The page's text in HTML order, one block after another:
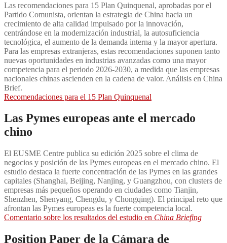
Las recomendaciones para 15 Plan Quinquenal, aprobadas por el
Partido Comunista, orientan la estrategia de China hacia un
crecimiento de alta calidad impulsado por la innovación,
centrándose en la modernización industrial, la autosuficiencia
tecnológica, el aumento de la demanda interna y la mayor apertura.
Para las empresas extranjeras, estas recomendaciones suponen tanto
nuevas oportunidades en industrias avanzadas como una mayor
competencia para el periodo 2026-2030, a medida que las empresas
nacionales chinas ascienden en la cadena de valor. Análisis en China
Brief.
Recomendaciones para el 15 Plan Quinquenal
Las Pymes europeas ante el mercado
chino
El EUSME Centre publica su edición 2025 sobre el clima de
negocios y posición de las Pymes europeas en el mercado chino. El
estudio destaca la fuerte concentración de las Pymes en las grandes
capitales (Shanghai, Beijing, Nanjing, y Guangzhou, con clusters de
empresas más pequeños operando en ciudades como Tianjin,
Shenzhen, Shenyang, Chengdu, y Chongqing). El principal reto que
afrontan las Pymes europeas es la fuerte competencia local.
Comentario sobre los resultados del estudio en China Briefing
Position Paper de la Cámara de